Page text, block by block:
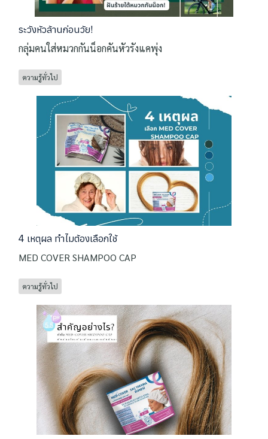
ระวังหัวล้านก่อนวัย!
กลุ่มคนใส่หมวกกันน็อกคันหัวรังแคพุ่ง
ความรู้ทั่วไป
4 เหตุผล ทำไมต้องเลือกใช้
MED COVER SHAMPOO CAP
ความรู้ทั่วไป